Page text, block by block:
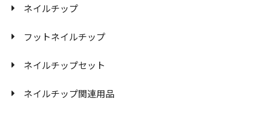
ネイルチップ
フットネイルチップ
ネイルチップセット
ネイルチップ関連用品